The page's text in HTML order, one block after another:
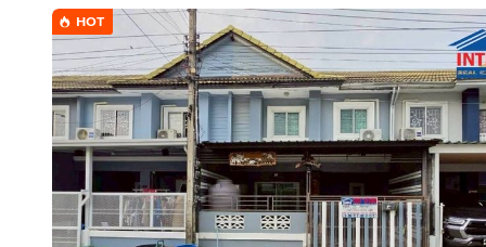
ขายทาวน์เฮ้าส์ 2 ชั้น ถนนลำลูกกาคลอง7 ตำบลบึงคำพร้
สูง 2 ชั้น 2 ห้องนอน 2 ห้องน้ำ 1 ห้องครัว 1 ห้องโถง
มีที่จอดรถ 1 คัน
การตกแต่ง
ต่อเติมหลังคาจอดรถแล้ว ต่อเติมครัว
ปูกระเบื้องใหม่ทั้งหลัง
สภาพบ้านปรับปรุงแล้วพร้อมอยู่
HOT